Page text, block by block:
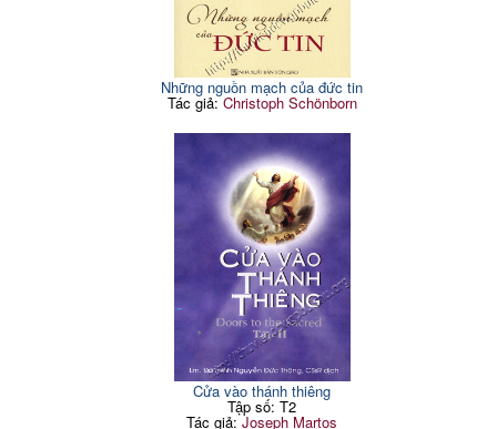
Những nguồn mạch của đức tin
Tác giả:Christoph Schönborn
Cửa vào thánh thiêng
Tập số: T2
Tác giả:Joseph Martos